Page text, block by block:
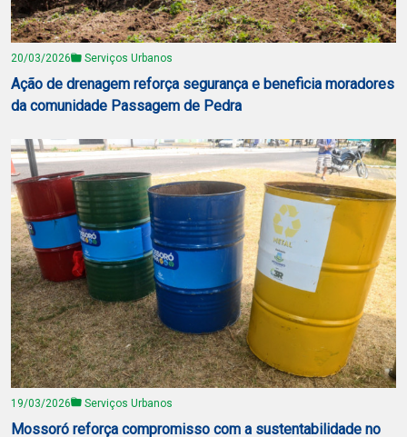
20/03/2026 Serviços Urbanos
Ação de drenagem reforça segurança e beneficia moradores
da comunidade Passagem de Pedra
19/03/2026 Serviços Urbanos
Mossoró reforça compromisso com a sustentabilidade no